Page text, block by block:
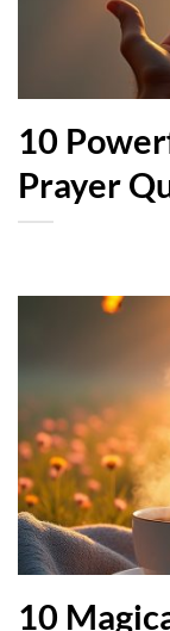
10
Prayer
10